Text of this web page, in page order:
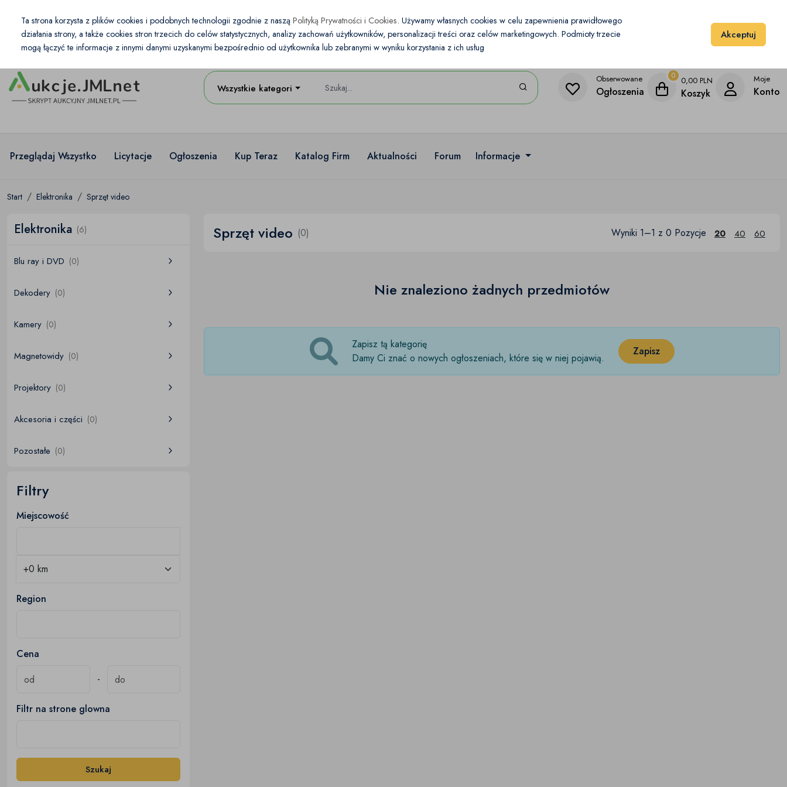
PL PLN Moje konto Dodaj przedmiot
Wszystkie kategorie
Obserwowane
Ogłoszenia
0 0,00 PLN
Koszyk
Moje
Konto
Przeglądaj Wszystko Licytacje Ogłoszenia Kup Teraz Katalog Firm Aktualności Forum Informacje
Start Elektronika Sprzęt video
Elektronika (6)
Blu ray i DVD (0)
Dekodery (0)
Kamery (0)
Magnetowidy (0)
Projektory (0)
Akcesoria i części (0)
Pozostałe (0)
Filtry
Miejscowość
Region
Cena
-
Filtr na strone glowna
Szukaj
Sprzęt video (0) Wyniki 1–1 z 0 Pozycje 20 40 60
Nie znaleziono żadnych przedmiotów
Zapisz tą kategorię
Damy Ci znać o nowych ogłoszeniach, które się w niej pojawią.
Zapisz
Ta strona korzysta z plików cookies i podobnych technologii zgodnie z naszą Polityką Prywatności i Cookies. Używamy własnych cookies w celu zapewnienia prawidłowego
działania strony, a także cookies stron trzecich do celów statystycznych, analizy zachowań użytkowników, personalizacji treści oraz celów marketingowych. Podmioty trzecie
mogą łączyć te informacje z innymi danymi uzyskanymi bezpośrednio od użytkownika lub zebranymi w wyniku korzystania z ich usług
Akceptuj